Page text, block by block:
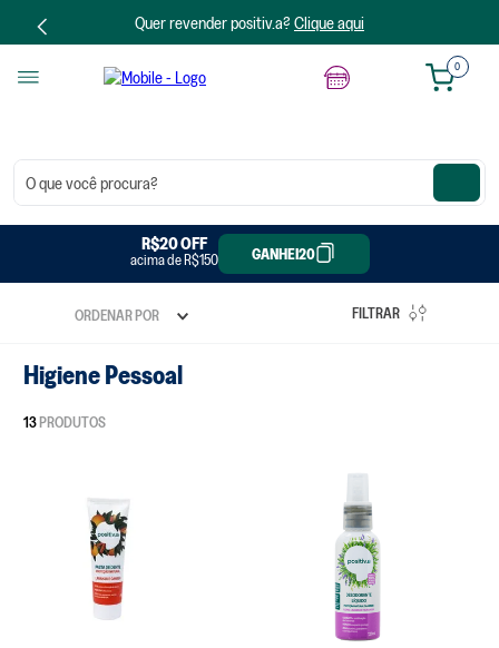
Quer revender positiv.a? Clique aqui
0
O que você procura?
R$20 OFF
acima de R$150 GANHEI20
R$50 OFF
acima de R$300 GANHEI50
ORDENAR POR FILTRAR
Higiene Pessoal
13PRODUTOS